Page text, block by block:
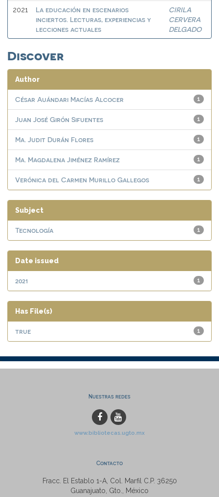
2021
La educación en escenarios
inciertos. Lecturas, experiencias y
lecciones actuales
CIRILA
CERVERA
DELGADO
Discover
Author
1
César Auándari Macías Alcocer
1
Juan José Girón Sifuentes
1
Ma. Judit Durán Flores
1
Ma. Magdalena Jiménez Ramírez
1
Verónica del Carmen Murillo Gallegos
Subject
1
Tecnología
Date issued
1
2021
Has File(s)
1
true
Nuestras redes
www.bibliotecas.ugto.mx
Contacto
Fracc. El Establo 1-A, Col. Marfil C.P. 36250
Guanajuato, Gto., México